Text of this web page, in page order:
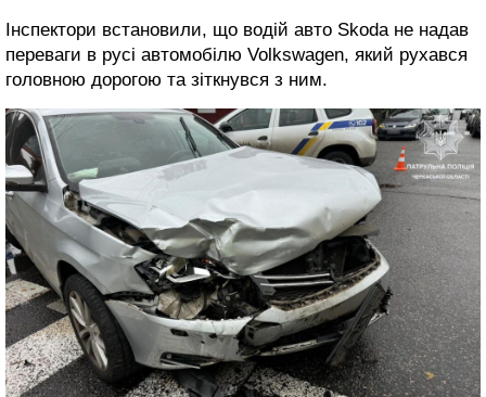
Інспектори встановили, що водій авто Skoda не надав
переваги в русі автомобілю Volkswagen, який рухався
головною дорогою та зіткнувся з ним.